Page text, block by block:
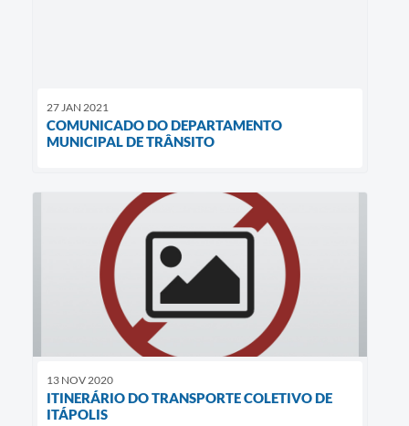
27 JAN 2021
COMUNICADO DO DEPARTAMENTO
MUNICIPAL DE TRÂNSITO
13 NOV 2020
ITINERÁRIO DO TRANSPORTE COLETIVO DE
ITÁPOLIS